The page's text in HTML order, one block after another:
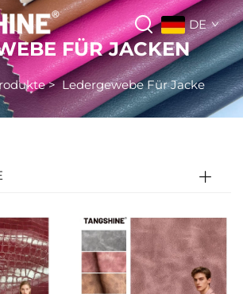
DE
FÜR JACKEN
>Ledergewebe Für Jacke